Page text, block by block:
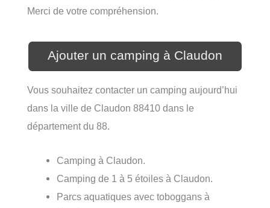
Merci de votre compréhension.
Ajouter un camping à Claudon
Vous souhaitez contacter un camping aujourd’hui
dans la ville de Claudon 88410 dans le
département du 88.
Camping à Claudon.
Camping de 1 à 5 étoiles à Claudon.
Parcs aquatiques avec toboggans à